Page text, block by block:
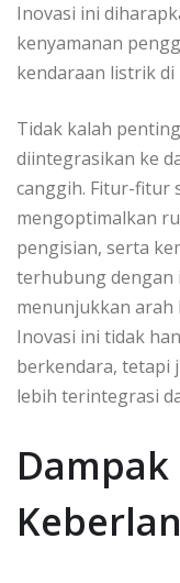
Inovasi ini
kenyamanan
kendaraan listrik di
Tidak kalah
diintegrasikan ke
canggih. Fitur-fitur
mengoptimalkan
pengisian, serta
terhubung dengan
menunjukkan arah
Inovasi ini tidak
berkendara, tetapi
lebih terintegrasi